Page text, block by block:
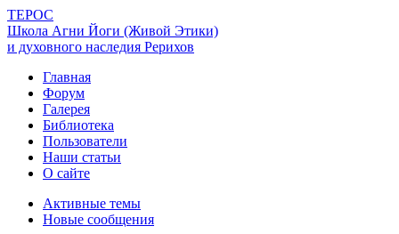
ТЕРОС
Школа Агни Йоги (Живой Этики)
и духовного наследия Рерихов
Главная
Форум
Галерея
Библиотека
Пользователи
Наши статьи
О сайте
Активные темы
Новые сообщения